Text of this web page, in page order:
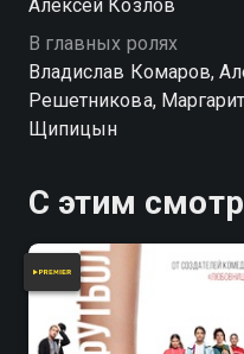
Алексей Козлов
В главных ролях
Владислав Комаров,
Решетникова,
Щипицын
С этим